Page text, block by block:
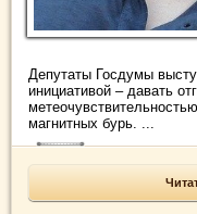
Депутаты Госдумы
инициативой – давать
магнитных бурь. ...